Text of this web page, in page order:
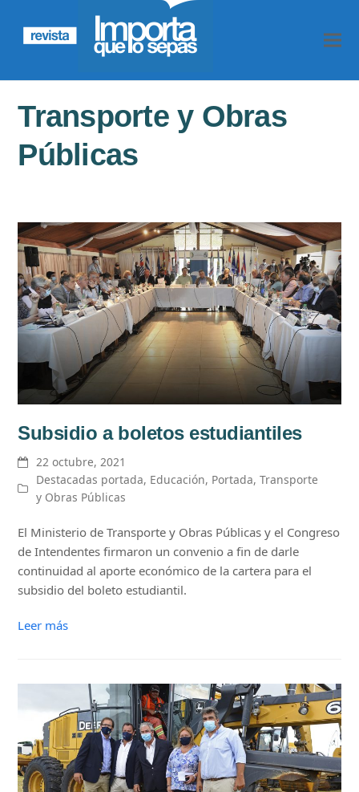
Transporte y Obras
Públicas
Subsidio a boletos estudiantiles
22 octubre, 2021
Destacadas portada, Educación, Portada,Transporte
y Obras Públicas
El Ministerio de Transporte y Obras Públicas y el Congreso
de Intendentes firmaron un convenio a fin de darle
continuidad al aporte económico de la cartera para el
subsidio del boleto estudiantil.
Leer más